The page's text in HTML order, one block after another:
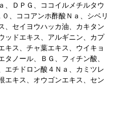
、ＤＰＧ、ココイルメチルタウ
、ココアンホ酢酸Ｎａ、シベリ
、セイヨウハッカ油、カキタン
ッドエキス、アルギニン、カプ
キス、チャ葉エキス、ウイキョ
ノール、ＢＧ、フィチン酸、
エチドロン酸４Ｎａ、カミツレ
エキス、オウゴンエキス、セン